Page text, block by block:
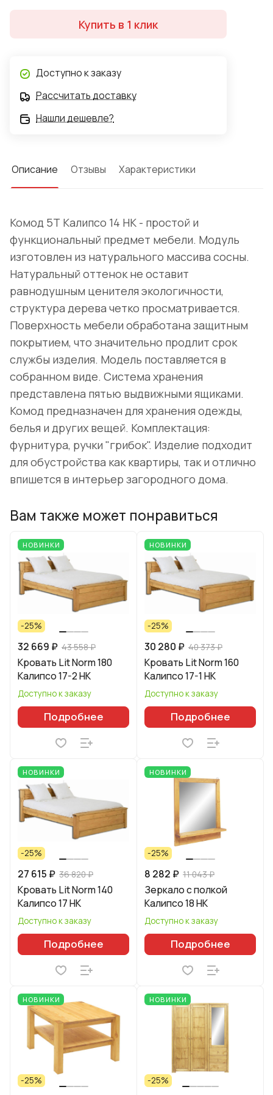
Купить в 1 клик
Доступно к заказу
Рассчитать доставку
Нашли дешевле?
Описание Отзывы Характеристики
Комод 5Т Калипсо 14 НК - простой и
функциональный предмет мебели. Модуль
изготовлен из натурального массива сосны.
Натуральный оттенок не оставит
равнодушным ценителя экологичности,
структура дерева четко просматривается.
Поверхность мебели обработана защитным
покрытием, что значительно продлит срок
службы изделия. Модель поставляется в
собранном виде. Система хранения
представлена пятью выдвижными ящиками.
Комод предназначен для хранения одежды,
белья и других вещей. Комплектация:
фурнитура, ручки "грибок". Изделие подходит
для обустройства как квартиры, так и отлично
впишется в интерьер загородного дома.
Вам также может понравиться
НОВИНКИ
-25%
32 669 ₽ 43 558 ₽
Кровать Lit Norm 180
Калипсо 17-2 НК
Доступно к заказу
Подробнее
НОВИНКИ
-25%
30 280 ₽ 40 373 ₽
Кровать Lit Norm 160
Калипсо 17-1 НК
Доступно к заказу
Подробнее
НОВИНКИ
-25%
27 615 ₽ 36 820 ₽
Кровать Lit Norm 140
Калипсо 17 НК
Доступно к заказу
Подробнее
НОВИНКИ
-25%
8 282 ₽ 11 043 ₽
Зеркало с полкой
Калипсо 18 НК
Доступно к заказу
Подробнее
НОВИНКИ
-25%
НОВИНКИ
-25%